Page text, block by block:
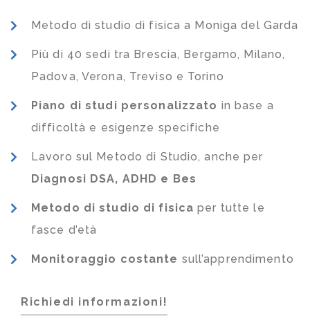
Metodo di studio di fisica a Moniga del Garda
Più di 40 sedi tra Brescia, Bergamo, Milano,
Padova, Verona, Treviso e Torino
Piano di studi personalizzato in base a
difficoltà e esigenze specifiche
Lavoro sul Metodo di Studio, anche per
Diagnosi DSA, ADHD e Bes
Metodo di studio di fisica per tutte le
fasce d’età
Monitoraggio costante sull’apprendimento
Richiedi informazioni!